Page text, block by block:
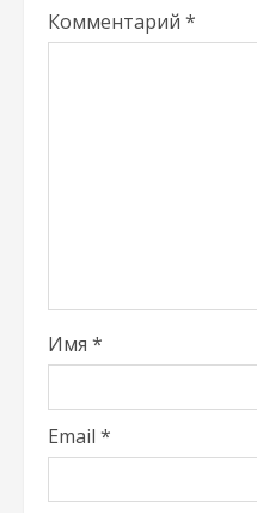
Комментарий *
Имя *
Email *